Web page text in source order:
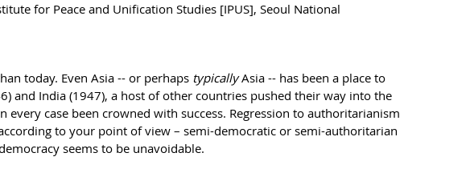
for Peace and Unification Studies [IPUS], Seoul National
today. Even Asia -- or perhaps typicallyAsia -- has been a place to
and India (1947), a host of other countries pushed their way into the
case been crowned with success. Regression to authoritarianism
to your point of view – semi-democratic or semi-authoritarian
seems to be unavoidable.